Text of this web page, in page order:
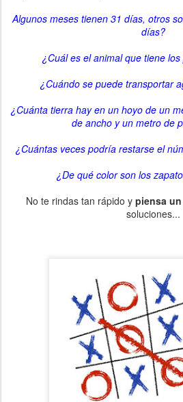
Algunos meses tienen 31 días, otros
días?
¿Cuál es el animal que tiene
¿Cuándo se puede transportar
¿Cuánta tierra hay en un hoyo de un
de ancho y un metro de
¿Cuántas veces podría restarse el
¿De qué color son los
No te rindas tan rápido y piensa
soluciones...